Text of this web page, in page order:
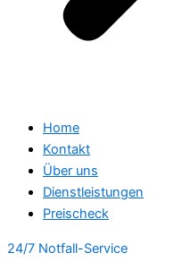
Home
Kontakt
Über uns
Dienstleistungen
Preischeck
24/7 Notfall-Service